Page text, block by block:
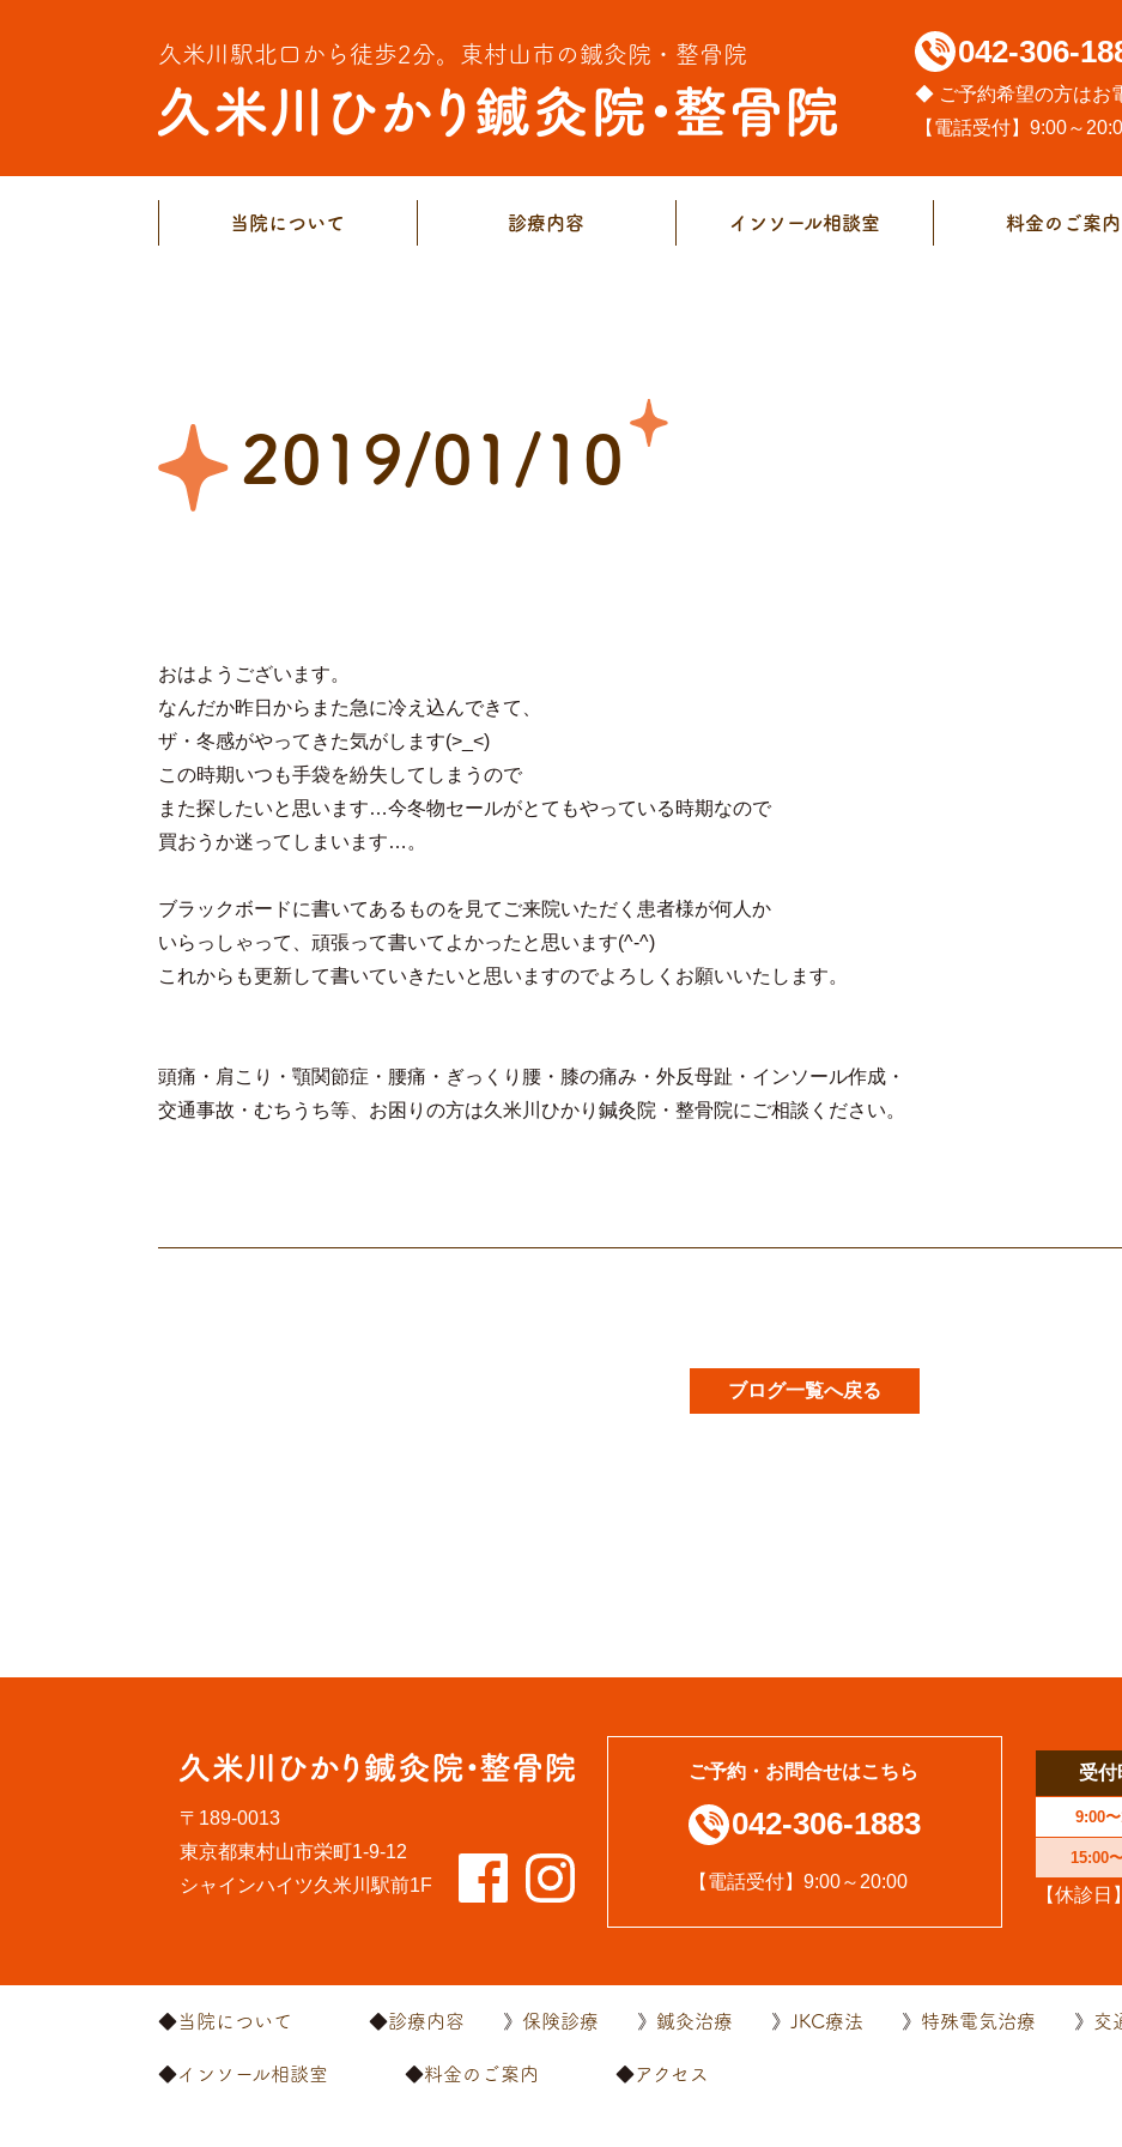
久米川駅北口から徒歩2分。 東村山市の鍼灸院・整骨院 042-306-
◆ ご予約希望の方はお
【電話受付】9:00～
当院について 診療内容 インソール相談室 料金のご案内
2019/01/10
おはようございます。
なんだか昨日からまた急に冷え込んできて、
ザ・冬感がやってきた気がします(>_<)
この時期いつも手袋を紛失してしまうので
また探したいと思います…今冬物セールがとてもやっている時期なので
買おうか迷ってしまいます…。
ブラックボードに書いてあるものを見てご来院いただく患者様が何人か
いらっしゃって、頑張って書いてよかったと思います(^-^)
これからも更新して書いていきたいと思いますのでよろしくお願いいたします。
頭痛・肩こり・顎関節症・腰痛・ぎっくり腰・膝の痛み・外反母趾・インソール作成・
交通事故・むちうち等、お困りの方は久米川ひかり鍼灸院・整骨院にご相談ください。
ブログ一覧へ戻る
〒189-0013
東京都東村山市栄町1-9-12
シャインハイツ久米川駅前1F
ご予約・お問合せはこちら
042-306-1883
【電話受付】9:00～20:00
受付
9:00
15:00
【休診日
当院について 診療内容 保険診療 鍼灸治療 JKC療法 特殊電気治療 交
インソール相談室 料金のご案内 アクセス